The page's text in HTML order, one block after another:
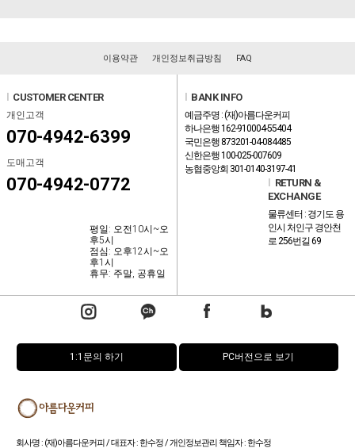
이용약관 개인정보취급방침 FAQ
CUSTOMER CENTER
개인고객
070-4942-6399
도매고객
070-4942-0772
평일: 오전10시~오
후5시
점심: 오후12시~오
후1시
휴무: 주말, 공휴일
BANK INFO
예금주명 : (재)아름다운커피
하나은행 162-910004-55404
국민은행 873201-04-084485
신한은행 100-025-007609
농협중앙회 301-0140-3197-41
RETURN &
EXCHANGE
물류센터 : 경기도 용
인시 처인구 경안천
로 256번길 69
1:1문의 하기 PC버전으로 보기
회사명 : (재)아름다운커피 / 대표자 : 한수정 / 개인정보관리 책임자 : 한수정